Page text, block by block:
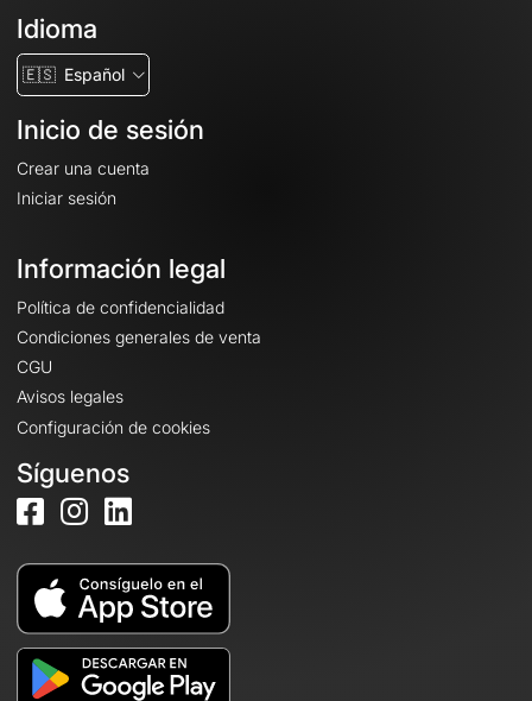
Idioma
🇪🇸 Español
Inicio de sesión
Crear una cuenta
Iniciar sesión
Información legal
Política de confidencialidad
Condiciones generales de venta
CGU
Avisos legales
Configuración de cookies
Síguenos